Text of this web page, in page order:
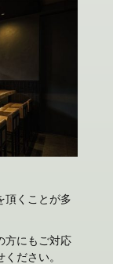
頂くことが多
方にもご対応
ださい。